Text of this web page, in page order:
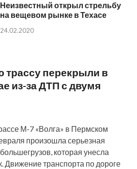
Неизвестный открыл стрельбу
на вещевом рынке в Техасе
24.02.2020
перекрыли в
из-за ДТП с двумя
М-7 «Волга» в Пермском
произошла серьезная
которая унесла
Движение транспорта по дороге